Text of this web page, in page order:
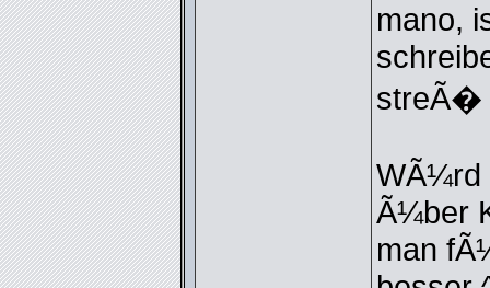
mano,
streÃ�
WÃ¼rd
Ã¼ber
man